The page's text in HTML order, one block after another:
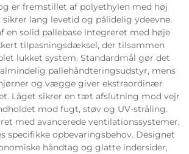
er fremstillet af polyethylen med høj
lang levetid og pålidelig ydeevne.
en solid pallebase integreret med høje
tilpasningsdæksel, der tilsammen
lukket system. Standardmål gør det
pallehåndteringsudstyr, mens
og vægge giver ekstraordinær
Låget sikrer en tæt afslutning mod vejr
mod fugt, støv og UV-stråling.
med avancerede ventilationssystemer,
specifikke opbevaringsbehov. Designet
håndtag og glatte indersider,